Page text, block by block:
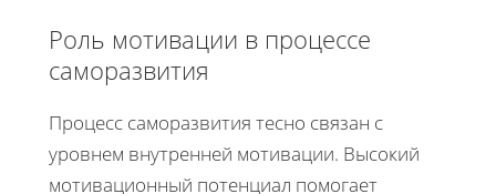
Роль мотивации в процессе
саморазвития
Процесс саморазвития тесно связан с
уровнем внутренней мотивации. Высокий
мотивационный потенциал помогает